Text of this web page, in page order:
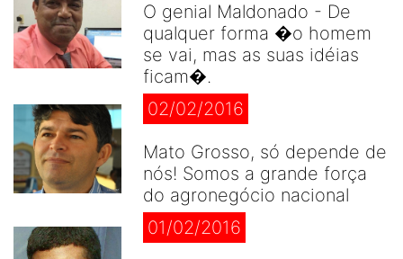
O genial Maldonado - De
qualquer forma �o homem
se vai, mas as suas idéias
ficam�.
02/02/2016
Mato Grosso, só depende de
nós! Somos a grande força
do agronegócio nacional
01/02/2016